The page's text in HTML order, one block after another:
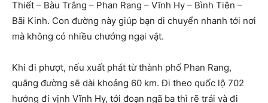
Thiết – Bàu Trắng – Phan Rang – Vĩnh Hy – Bình Tiên –
Bãi Kinh. Con đường này giúp bạn di chuyển nhanh tới nơi
mà không có nhiều chướng ngại vật.
Khi đi phượt, nếu xuất phát từ thành phố Phan Rang,
quãng đường sẽ dài khoảng 60 km. Đi theo quốc lộ 702
hướng đi vịnh Vĩnh Hy, tới đoạn ngã ba thì rẽ trái và đi